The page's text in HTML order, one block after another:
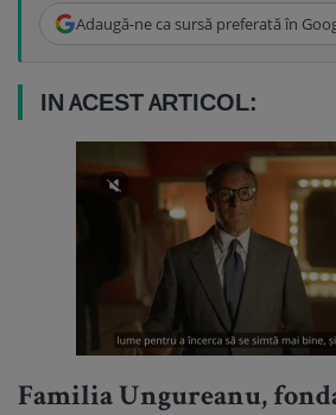
Adaugă-ne ca sursă preferată în
IN ACEST ARTICOL:
Familia Ungureanu,